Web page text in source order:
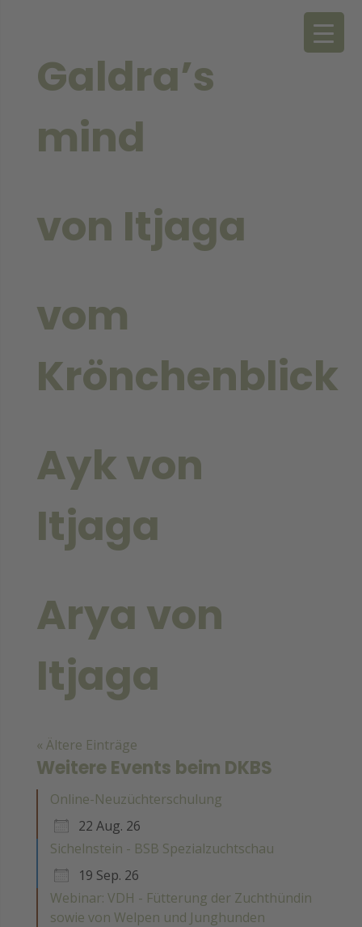
Galdra’s
mind
von Itjaga
vom
Krönchenblick
Ayk von
Itjaga
Arya von
Itjaga
« Ältere Einträge
Weitere Events beim DKBS
Online-Neuzüchterschulung
22 Aug. 26
Sichelnstein - BSB Spezialzuchtschau
19 Sep. 26
Webinar: VDH - Fütterung der Zuchthündin
sowie von Welpen und Junghunden